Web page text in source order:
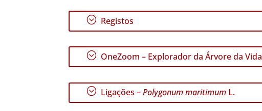
; Registos
; OneZoom – Explorador da Árvore da Vida
; Ligações –Polygonum maritimum L.